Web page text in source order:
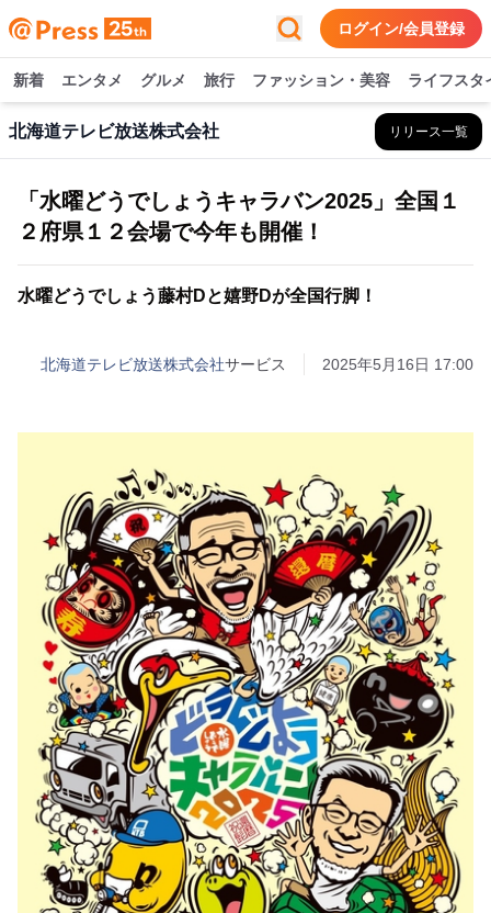
ログイン/会員登録
新着 エンタメ グルメ 旅行 ファッション・美容 ライフスタ
北海道テレビ放送株式会社 リリース一覧
「水曜どうでしょうキャラバン2025」全国１
２府県１２会場で今年も開催！
水曜どうでしょう藤村Dと嬉野Dが全国行脚！
北海道テレビ放送株式会社サービス 2025年5月16日 17:00